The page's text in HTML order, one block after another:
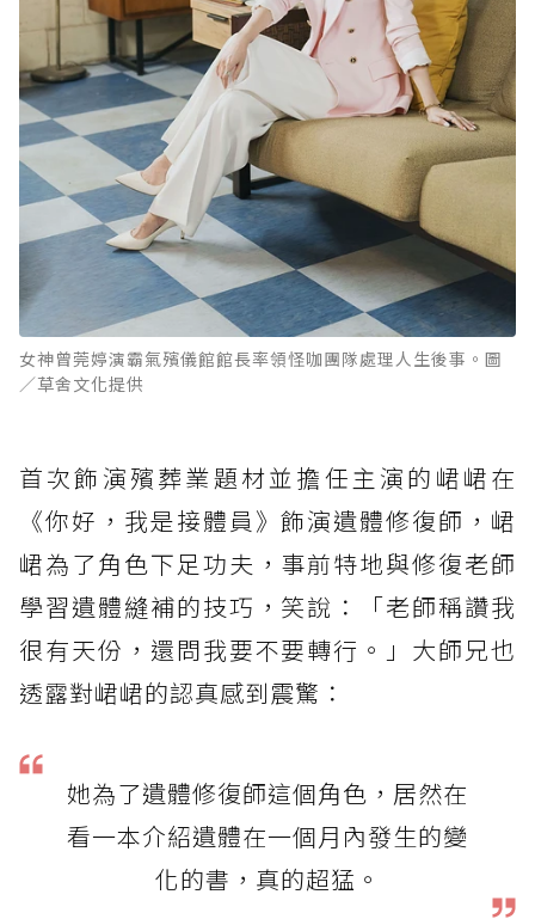
女神曾莞婷演霸氣殯儀館館長率領怪咖團隊處理人生後事。圖
／草舍文化提供
首次飾演殯葬業題材並擔任主演的峮峮在
《你好，我是接體員》飾演遺體修復師，峮
峮為了角色下足功夫，事前特地與修復老師
學習遺體縫補的技巧，笑說：「老師稱讚我
很有天份，還問我要不要轉行。」大師兄也
透露對峮峮的認真感到震驚：
她為了遺體修復師這個角色，居然在
看一本介紹遺體在一個月內發生的變
化的書，真的超猛。